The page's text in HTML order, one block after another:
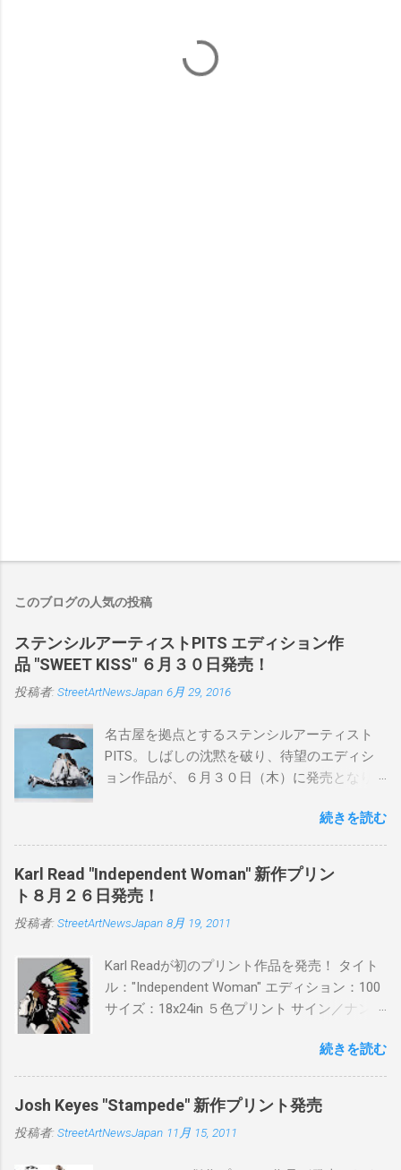
このブログの人気の投稿
ステンシルアーティストPITS エディション作
品 "SWEET KISS" ６月３０日発売！
投稿者: StreetArtNewsJapan 6月 29, 2016
名古屋を拠点とするステンシルアーティスト
PITS。しばしの沈黙を破り、待望のエディシ
ョン作品が、６月３０日（木）に発売となり
品に落とし込むスタイルは今作でも健在。(
PITSの過去記事はこちらから ) 発売日：6月30
日(木)19時 タイトル：SWEET KISS カラー：
BLUE/MINT GREEN/PINK/YELLOW エディショ
ン：各色５ サイズ：800mm × 550mm 価格：
¥16,000(¥17,280) 購入は、 こちら から
続きを読む
Karl Read "Independent Woman" 新作プリン
ト８月２６日発売！
投稿者: StreetArtNewsJapan 8月 19, 2011
Karl Readが初のプリント作品を発売！ タイト
ル："Independent Woman" エディション：100
サイズ：18x24in ５色プリント サイン／ナンバ
ドフィニッシュバージョン（エディション：
25）$125 購入は８月２６日に こちら から
続きを読む
Josh Keyes "Stampede" 新作プリント発売
投稿者: StreetArtNewsJapan 11月 15, 2011